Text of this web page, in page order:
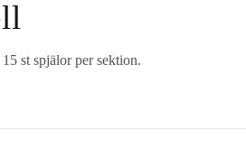
st spjälor per sektion.